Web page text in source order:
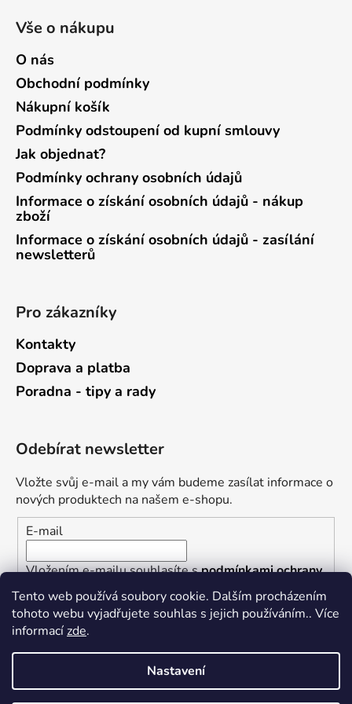
Tento web používá soubory cookie. Dalším procházením
tohoto webu vyjadřujete souhlas s jejich používáním.. Více
informacízde.
Nastavení
Vše o nákupu
O nás
Obchodní podmínky
Nákupní košík
Podmínky odstoupení od kupní smlouvy
Jak objednat?
Podmínky ochrany osobních údajů
Informace o získání osobních údajů - nákup
zboží
Informace o získání osobních údajů - zasílání
newsletterů
Pro zákazníky
Kontakty
Doprava a platba
Poradna - tipy a rady
Odebírat newsletter
Vložte svůj e-mail a my vám budeme zasílat informace o
nových produktech na našem e-shopu.
E-mail
Vložením e-mailu souhlasíte spodmínkami ochrany
osobních údajů
PŘIHLÁSIT SE